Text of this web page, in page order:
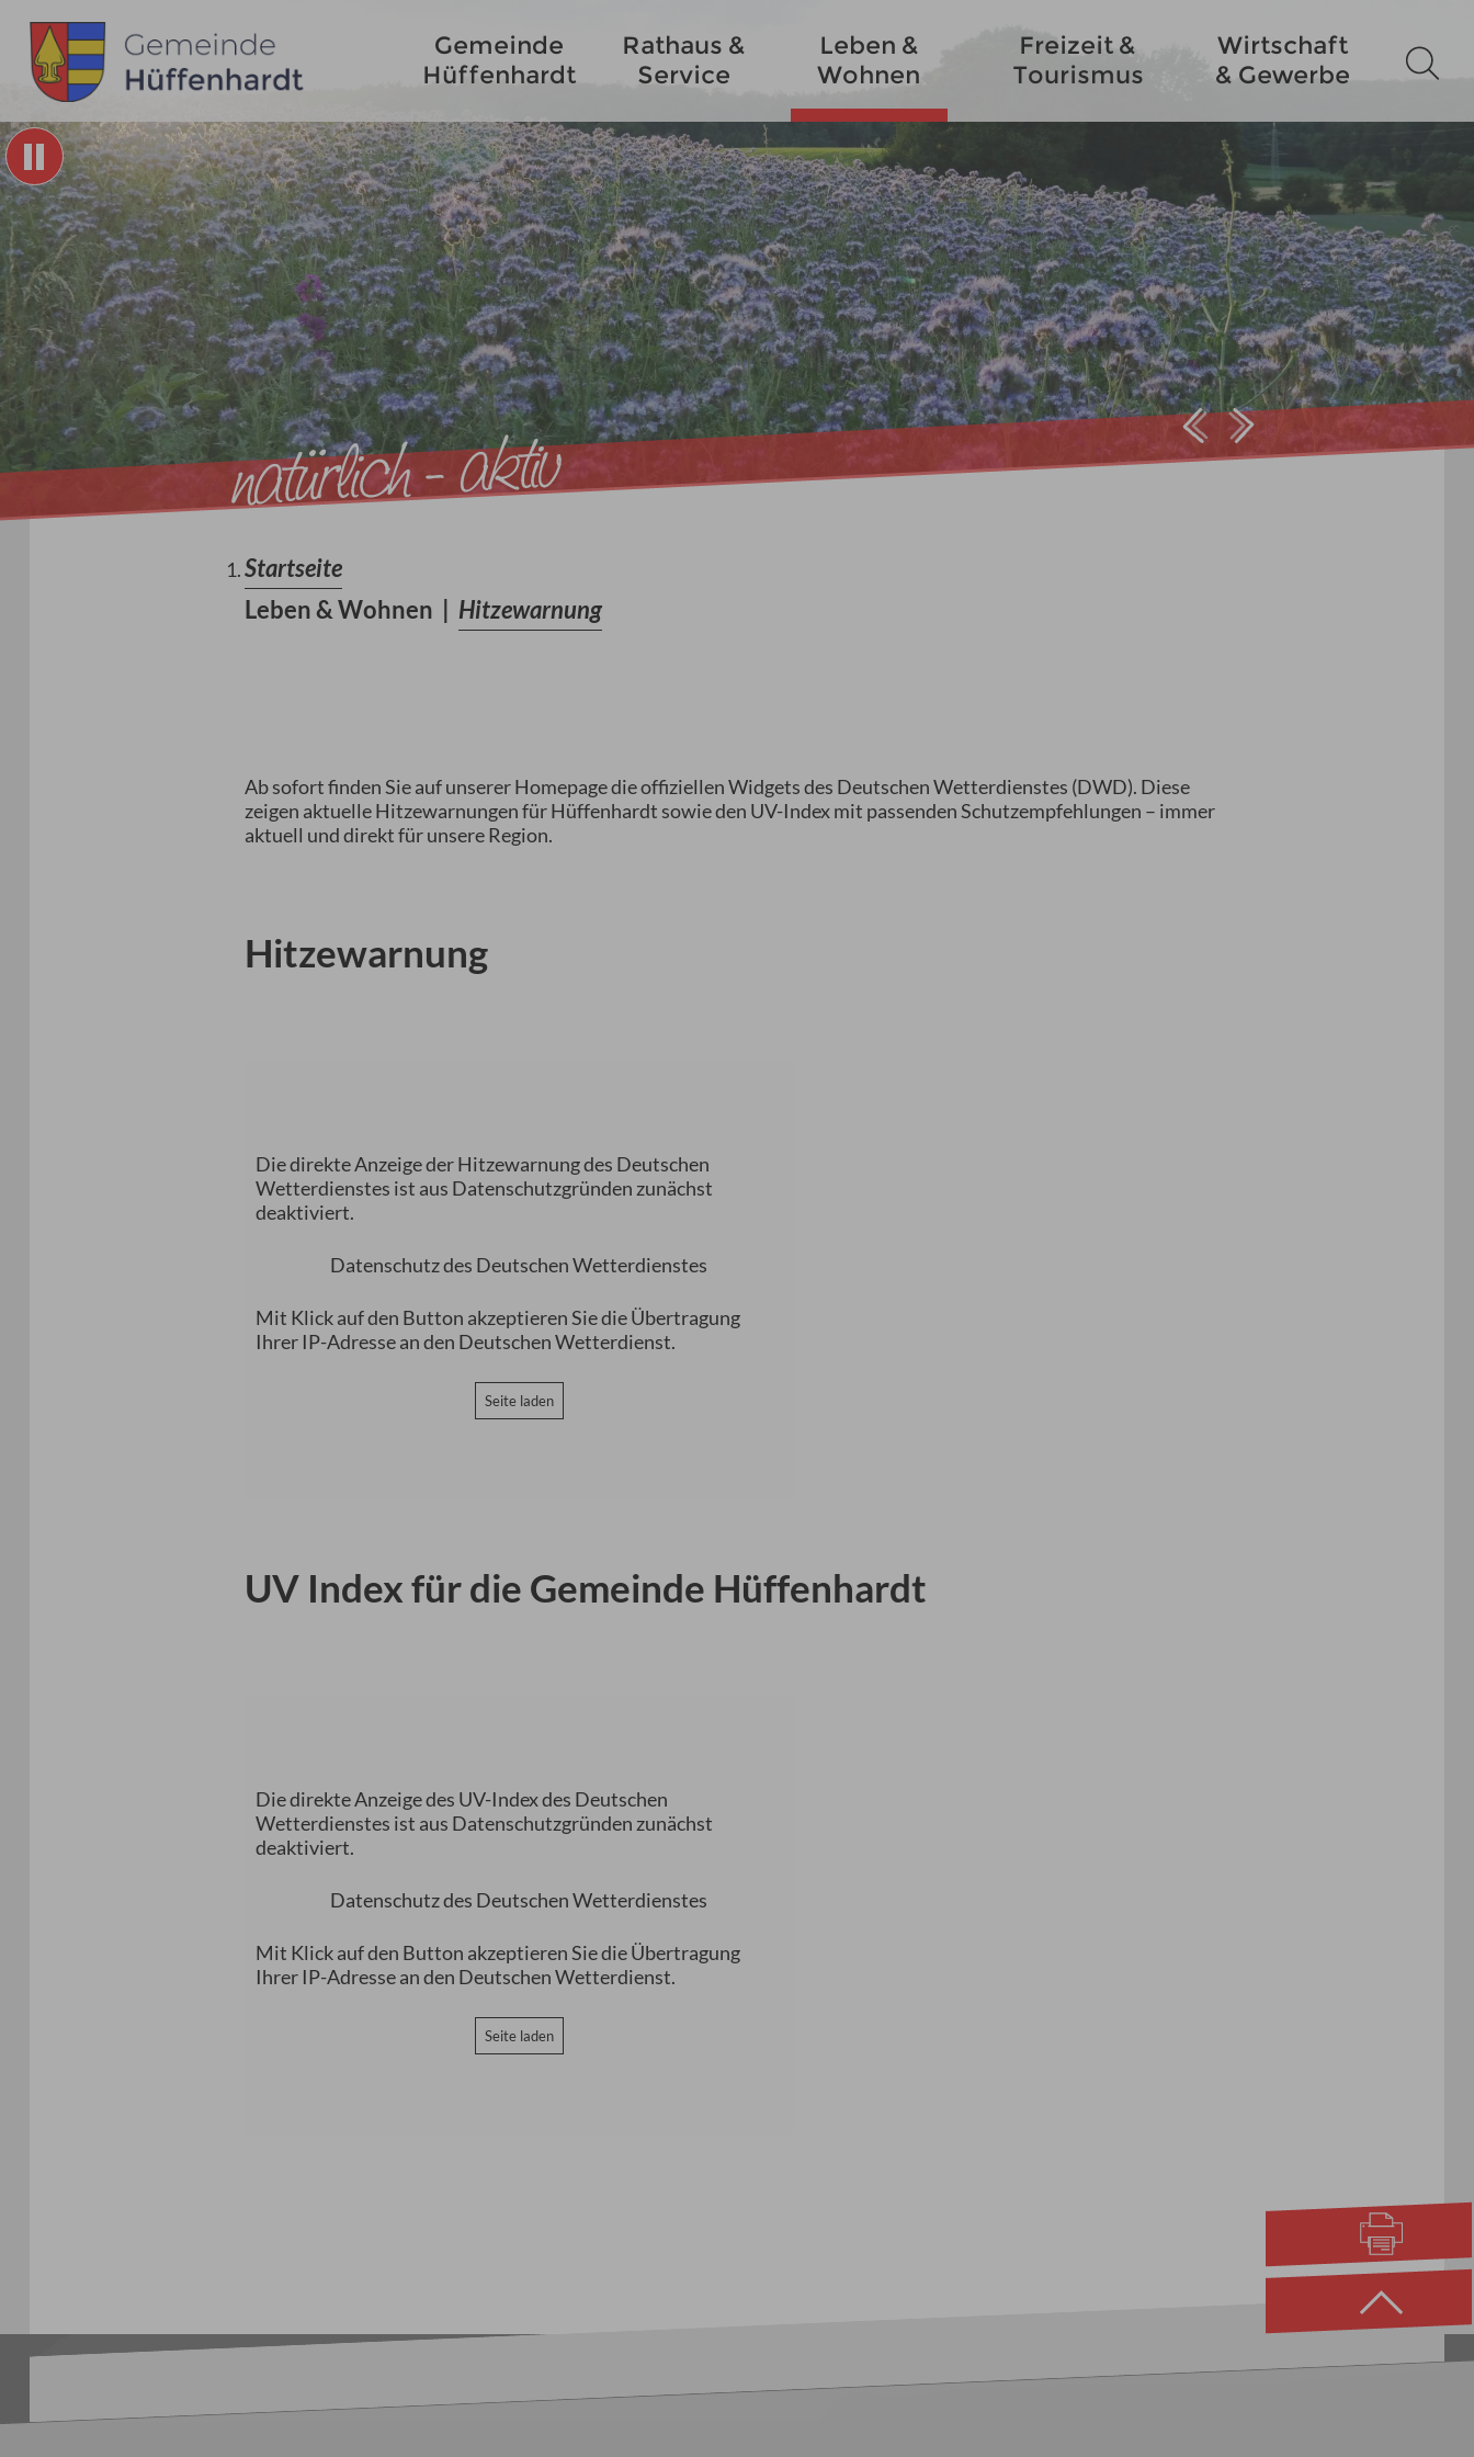
Gemeinde
Hüffenhardt
Rathaus &
Service
Leben &
Wohnen
Freizeit &
Tourismus
Wirtschaft
& Gewerbe
Prev Next
Startseite
Leben & Wohnen
Hitzewarnung
Ab sofort finden Sie auf unserer Homepage die offiziellen Widgets des Deutschen Wetterdienstes (DWD). Diese
zeigen aktuelle Hitzewarnungen für Hüffenhardt sowie den UV-Index mit passenden Schutzempfehlungen – immer
aktuell und direkt für unsere Region.
Hitzewarnung
Die direkte Anzeige der Hitzewarnung des Deutschen
Wetterdienstes ist aus Datenschutzgründen zunächst
deaktiviert.
Datenschutz des Deutschen Wetterdienstes
Mit Klick auf den Button akzeptieren Sie die Übertragung
Ihrer IP-Adresse an den Deutschen Wetterdienst.
Seite laden
UV Index für die Gemeinde Hüffenhardt
Die direkte Anzeige des UV-Index des Deutschen
Wetterdienstes ist aus Datenschutzgründen zunächst
deaktiviert.
Datenschutz des Deutschen Wetterdienstes
Mit Klick auf den Button akzeptieren Sie die Übertragung
Ihrer IP-Adresse an den Deutschen Wetterdienst.
Seite laden